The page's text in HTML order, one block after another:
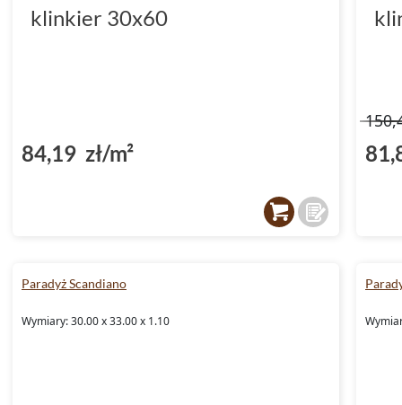
klinkier 30x60
84,19 zł/m²
Paradyż Scandiano
Wymiary: 30.00 x 33.00 x 1.10